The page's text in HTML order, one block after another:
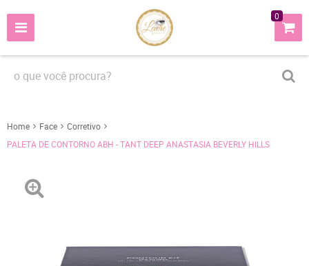
0
Home Face
Corretivo
PALETA DE CONTORNO ABH - TANT DEEP ANASTASIA BEVERLY HILLS